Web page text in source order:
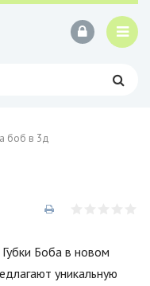
боб в 3д
Боба в новом
уникальную